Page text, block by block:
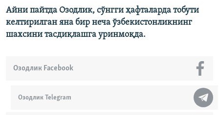
Айни пайтда Озодлик, сўнгги ҳафталарда тобути
келтирилган яна бир неча ўзбекистонликнинг
шахсини тасдиқлашга уринмоқда.
Озодлик Telegram
Озодлик Facebook